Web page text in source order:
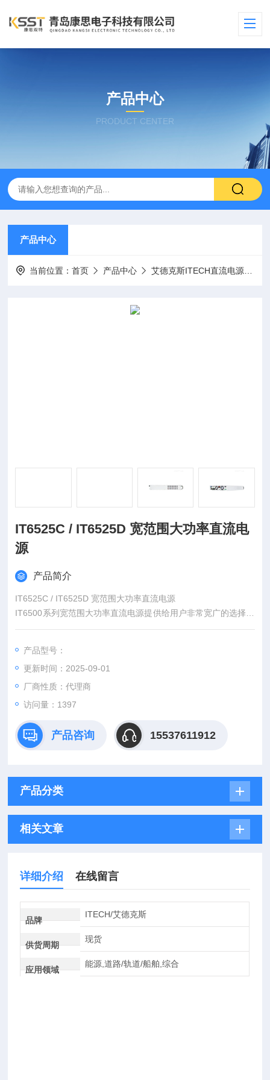
产品中心
PRODUCT CENTER
产品中心
当前位置：首页 产品中心 艾德克斯ITECH直流电源
IT6525C / IT6525D 宽范围大功率直流电
源
产品简介
IT6525C / IT6525D 宽范围大功率直流电源
IT6500系列宽范围大功率直流电源提供给用户非常宽广的选择范
围，全系列包含从800W到6kW，以及高达1000V、240A的输出
能、高速响应的IT6500C系列，同时也提供高性能、稳定输出的I
T6500D系列，用户可以根据需求，轻松选择。
产品型号：
更新时间：2025-09-01
厂商性质：代理商
访问量：1397
产品咨询 15537611912
产品分类
相关文章
详细介绍 在线留言
品牌
ITECH/艾德克斯
供货周期
现货
应用领域
能源,道路/轨道/船舶,综合